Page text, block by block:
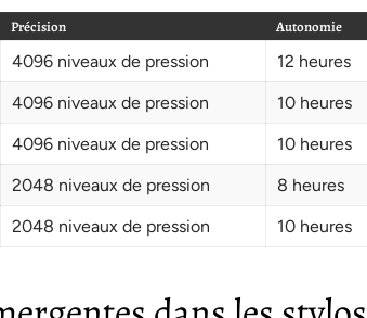
Précision Autonomie
4096 niveaux de pression 12 heures
4096 niveaux de pression 10 heures
4096 niveaux de pression 10 heures
2048 niveaux de pression 8 heures
2048 niveaux de pression 10 heures